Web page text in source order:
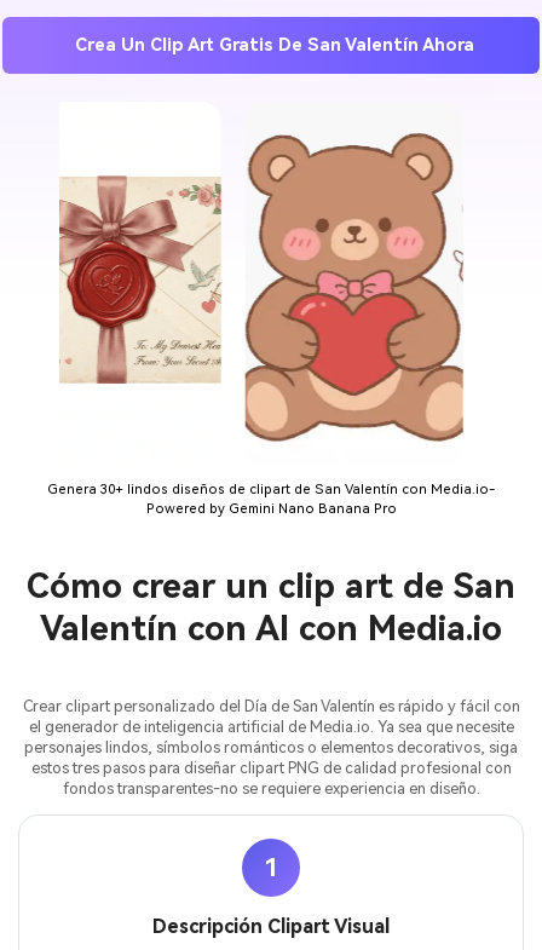
Crea Un Clip Art Gratis De San Valentín Ahora
Genera 30+ lindos diseños de clipart de San Valentín con Media.io-
Powered by Gemini Nano Banana Pro
Cómo crear un clip art de San
Valentín con AI con Media.io
Crear clipart personalizado del Día de San Valentín es rápido y fácil con
el generador de inteligencia artificial de Media.io. Ya sea que necesite
personajes lindos, símbolos románticos o elementos decorativos, siga
estos tres pasos para diseñar clipart PNG de calidad profesional con
fondos transparentes-no se requiere experiencia en diseño.
1
Descripción Clipart Visual